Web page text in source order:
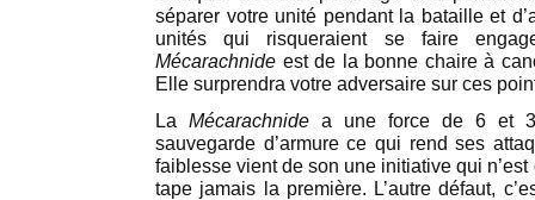
séparer votre unité pendant la bataille et
unités qui risqueraient se faire
Mécarachnide est de la bonne chaire à
Elle surprendra votre adversaire sur ces
La Mécarachnide a une force de 6 et 3
sauvegarde d’armure ce qui rend ses
faiblesse vient de son une initiative qui
tape jamais la première. L’autre défaut,